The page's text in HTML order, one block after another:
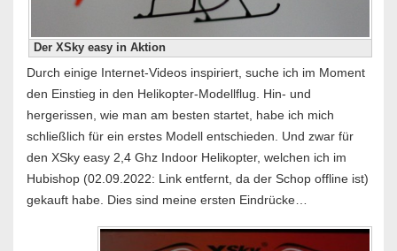
Der XSky easy in Aktion
Durch einige Internet-Videos inspiriert, suche ich im Moment
den Einstieg in den Helikopter-Modellflug. Hin- und
hergerissen, wie man am besten startet, habe ich mich
schließlich für ein erstes Modell entschieden. Und zwar für
den XSky easy 2,4 Ghz Indoor Helikopter, welchen ich im
Hubishop (02.09.2022: Link entfernt, da der Schop offline ist)
gekauft habe. Dies sind meine ersten Eindrücke…